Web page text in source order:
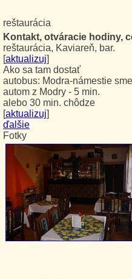
reštaurácia
Kontakt, otváracie hodiny,
reštaurácia, Kaviareň, bar.
[aktualizuj]
Ako sa tam dostať
autobus: Modra-námestie
autom z Modry - 5 min.
alebo 30 min. chôdze
[aktualizuj]
ďalšie
Fotky